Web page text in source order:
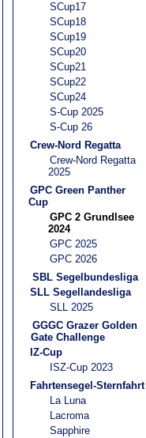
SCup17
SCup18
SCup19
SCup20
SCup21
SCup22
SCup24
S-Cup 2025
S-Cup 26
Crew-Nord Regatta
Crew-Nord Regatta
2025
GPC Green Panther
Cup
GPC 2 Grundlsee
2024
GPC 2025
GPC 2026
SBL Segelbundesliga
SLL Segellandesliga
SLL 2025
GGGC Grazer Golden
Gate Challenge
IZ-Cup
ISZ-Cup 2023
Fahrtensegel-Sternfahrt
La Luna
Lacroma
Sapphire